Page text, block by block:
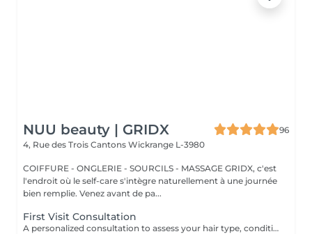
NUU beauty | GRIDX
96
4, Rue des Trois Cantons Wickrange L-3980
COIFFURE - ONGLERIE - SOURCILS - MASSAGE GRIDX, c'est
l'endroit où le self-care s'intègre naturellement à une journée
bien remplie. Venez avant de pa...
First Visit Consultation
A personalized consultation to assess your hair type, condition, and goals helping us recommend the perfect treatments, color, or cut to suit your style and lifestyle.